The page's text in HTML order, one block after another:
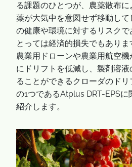
る課題のひとつが、農薬散布
薬が大気中を意図せず移動し
の健康や環境に対するリスク
とっては経済的損失でもありま
農業用ドローンや農業用航空
にドリフトを低減し、製剤溶
ることができるクローダのド
の1つであるAtplus DRT-EPS
紹介します。